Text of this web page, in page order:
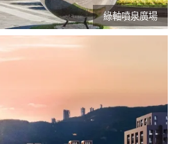
綠軸噴泉廣場